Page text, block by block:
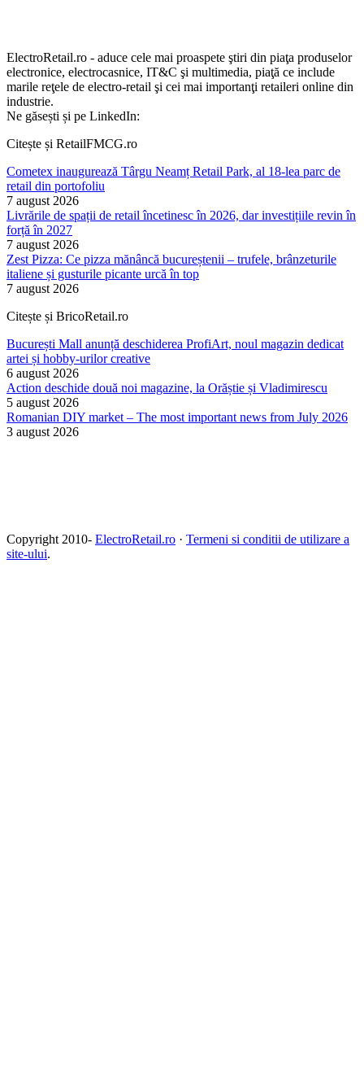
ElectroRetail.ro - aduce cele mai proaspete ştiri din piaţa produselor
electronice, electrocasnice, IT&C şi multimedia, piaţă ce include
marile reţele de electro-retail şi cei mai importanţi retaileri online din
industrie.
Ne găsești și pe LinkedIn:
Citește și RetailFMCG.ro
Cometex inaugurează Târgu Neamț Retail Park, al 18-lea parc de
retail din portofoliu
7 august 2026
Livrările de spații de retail încetinesc în 2026, dar investițiile revin în
forță în 2027
7 august 2026
Zest Pizza: Ce pizza mănâncă bucureștenii – trufele, brânzeturile
italiene și gusturile picante urcă în top
7 august 2026
Citește și BricoRetail.ro
București Mall anunță deschiderea ProfiArt, noul magazin dedicat
artei și hobby-urilor creative
6 august 2026
Action deschide două noi magazine, la Orăștie și Vladimirescu
5 august 2026
Romanian DIY market – The most important news from July 2026
3 august 2026
Copyright 2010- ElectroRetail.ro · Termeni si conditii de utilizare a
site-ului.